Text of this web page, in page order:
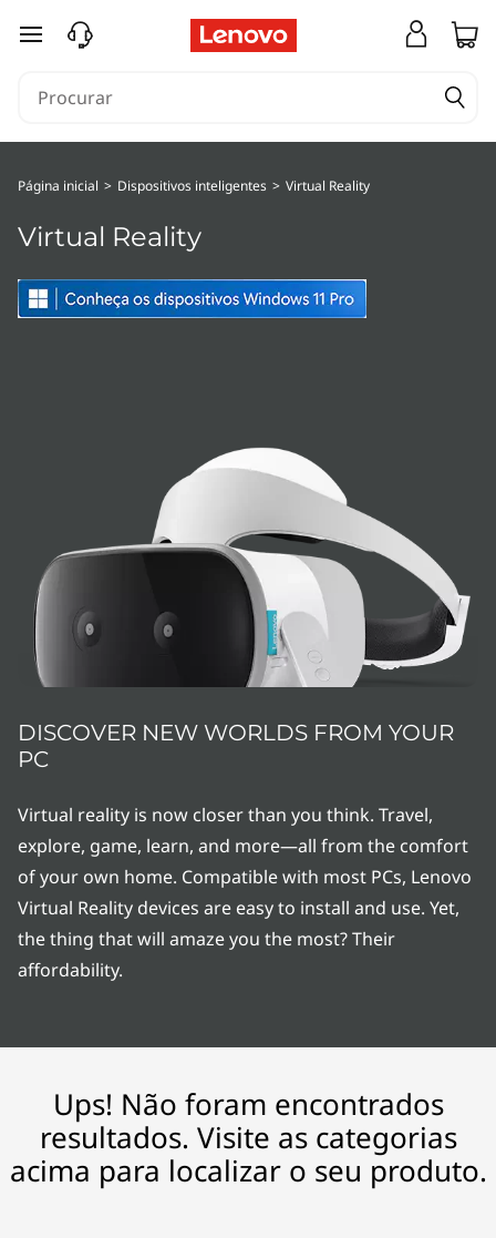
saltar para o conteúdo principal
Página inicial > Dispositivos inteligentes > Virtual Reality
Virtual Reality
DISCOVER NEW WORLDS FROM YOUR
PC
Virtual reality is now closer than you think. Travel,
explore, game, learn, and more—all from the comfort
of your own home. Compatible with most PCs, Lenovo
Virtual Reality devices are easy to install and use. Yet,
the thing that will amaze you the most? Their
affordability.
Ups! Não foram encontrados
resultados. Visite as categorias
acima para localizar o seu produto.